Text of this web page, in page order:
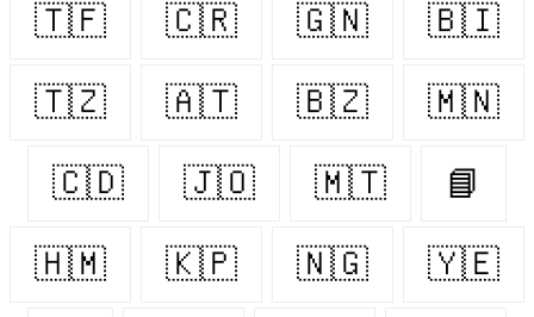
🇹🇫 🇨🇷 🇬🇳 🇧🇮
🇹🇿 🇦🇹 🇧🇿 🇲🇳
🇨🇩 🇯🇴 🇲🇹 📘
🇭🇲 🇰🇵 🇳🇬 🇾🇪